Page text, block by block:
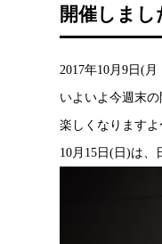
開催しまし
2017年10月9日(
いよいよ今週末
楽しくなりますよ
10月15日(日)は